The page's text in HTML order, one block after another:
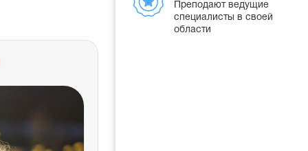
Преподают ведущие
специалисты в своей
области